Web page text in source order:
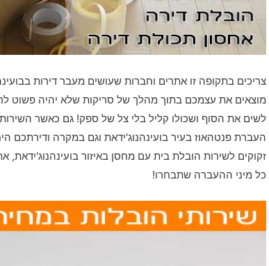
צריכים בתקופה זו אתרים וחברות שעושים מעבר דירות
מוצאים את עצמכם בתוך מהלך של סריקות שלא יהיה פשוט
לשים את הסוף ושכולו קליל בלי צל של ספק! גם כאשר
העברת פנטהאוז בעיר בועינהנוג'ידאת וגם במקרה ודירתכם
זקוקים לשירות הובלת בית עם מחסן באיזור בועינהנוג'ידאת,
כל מיני ההעברה שתבחרו!